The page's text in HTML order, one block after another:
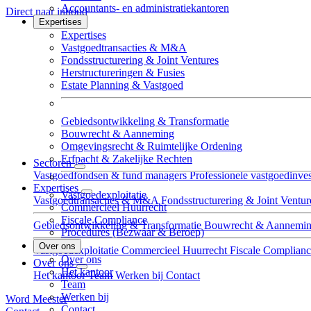
Direct naar inhoud
Sectoren
Vastgoedfondsen & fund managers Professionele
Expertises
Vastgoed­transacties & M&A Fondsstructurering & Joint
Gebieds­ontwikkeling & Transformatie Bouwrecht &
Vastgoedexploitatie Commercieel Huurrecht Fiscale
Over ons
Het kantoor Team Werken bij Contact
Word Meester
Accountants- en administratiekantoren
Expertises
Expertises
Vastgoed­transacties & M&A
Fondsstructurering & Joint Ventures
Herstructureringen & Fusies
Estate Planning & Vastgoed
Gebieds­ontwikkeling & Transformatie
Bouwrecht & Aanneming
Omgevingsrecht & Ruimtelijke Ordening
Erfpacht & Zakelijke Rechten
Vastgoedexploitatie
Commercieel Huurrecht
Fiscale Compliance
Procedures (Bezwaar & Beroep)
Over ons
Over ons
Het kantoor
Team
Werken bij